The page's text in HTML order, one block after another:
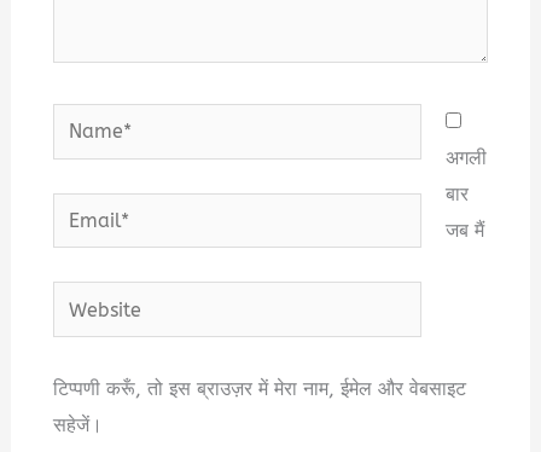
Name*
Email*
Website
अगली
बार
जब मैं
टिप्पणी करूँ, तो इस ब्राउज़र में मेरा नाम, ईमेल और वेबसाइट
सहेजें।